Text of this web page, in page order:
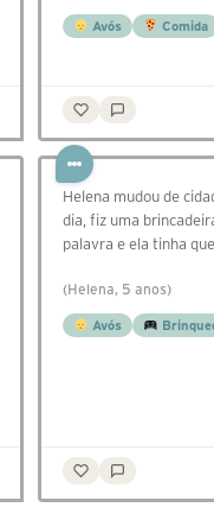
Avós Comida
Helena mudou de
dia, fiz uma
palavra e ela tinha
(Helena, 5 anos)
Avós